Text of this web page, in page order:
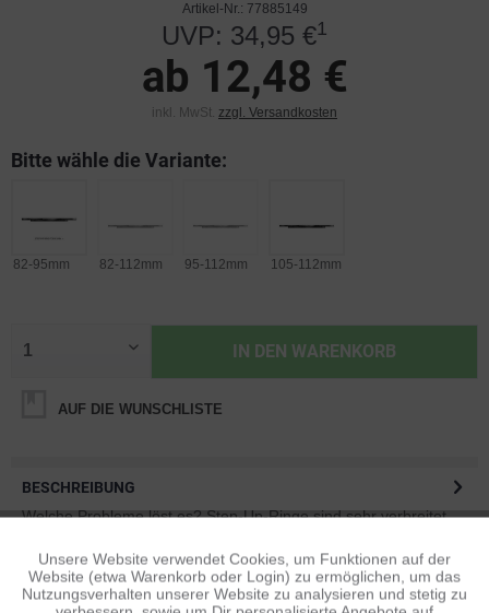
Artikel-Nr.: 77885149
UVP: 34,95 €1
ab 12,48 €
inkl. MwSt. zzgl. Versandkosten
Bitte wähle die Variante:
82-95mm 82-112mm 95-112mm 105-112mm
IN DEN WARENKORB
AUF DIE WUNSCHLISTE
BESCHREIBUNG
Welche Probleme löst es? Step-Up-Ringe sind sehr verbreitet,
BEWERTUNGEN
0
Funktionale Aktiv
Unsere Website verwendet Cookies, um Funktionen auf der
Website (etwa Warenkorb oder Login) zu ermöglichen, um das
Nutzungsverhalten unserer Website zu analysieren und stetig zu